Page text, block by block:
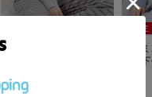
スヌーピー／ルームウェ
ムー
（上